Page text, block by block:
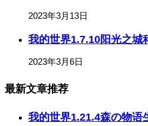
2023年3月13日
我的世界1.7.10阳光之城
2023年3月6日
最新文章推荐
我的世界1.21.4森の物语